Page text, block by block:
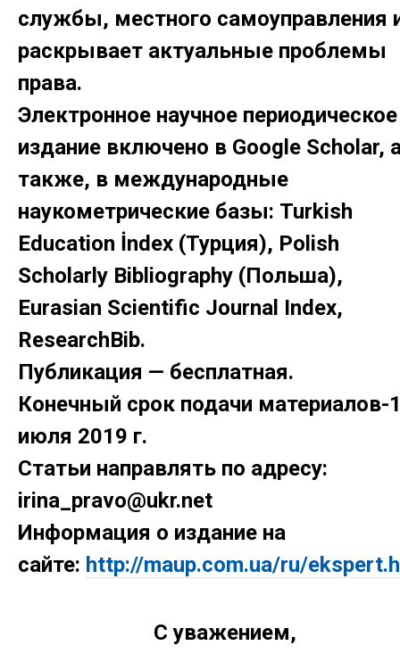
службы, местного самоуправления
раскрывает актуальные проблемы
права.
Электронное научное периодическое
издание включено в Google Scholar,
также, в международные
наукометрические базы: Turkish
Education İndex (Турция), Polish
Scholarly Bibliography (Польша),
Eurasian Scientific Journal Index,
ResearchBib.
Публикация — бесплатная.
Конечный срок подачи материалов-
июля 2019 г.
Статьи направлять по адресу:
irina_pravo@ukr.net
Информация о издание на
сайте: http://maup.com.ua/ru/
С уважением,